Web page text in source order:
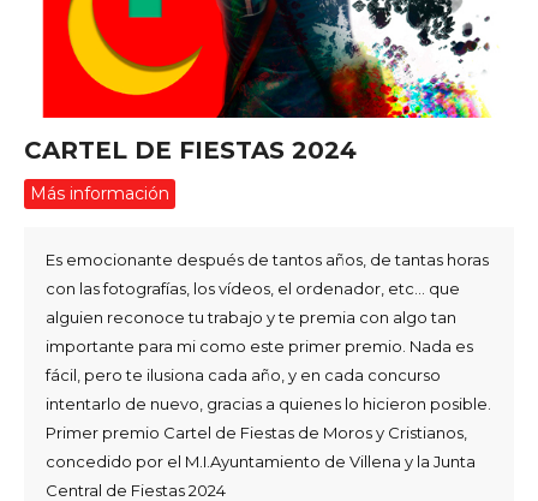
CARTEL DE FIESTAS 2024
Más información
Es emocionante después de tantos años, de tantas horas
con las fotografías, los vídeos, el ordenador, etc... que
alguien reconoce tu trabajo y te premia con algo tan
importante para mi como este primer premio. Nada es
fácil, pero te ilusiona cada año, y en cada concurso
intentarlo de nuevo, gracias a quienes lo hicieron posible.
Primer premio Cartel de Fiestas de Moros y Cristianos,
concedido por el M.I.Ayuntamiento de Villena y la Junta
Central de Fiestas 2024